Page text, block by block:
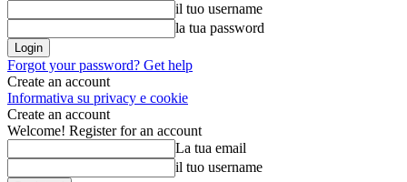
il tuo username
la tua password
Forgot your password? Get help
Create an account
Informativa su privacy e cookie
Create an account
Welcome! Register for an account
La tua email
il tuo username